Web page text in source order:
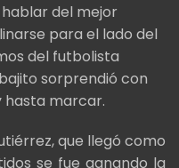
del mejor
para el lado del
del futbolista
sorprendió con
hasta marcar.
que llegó como
se fue ganando la